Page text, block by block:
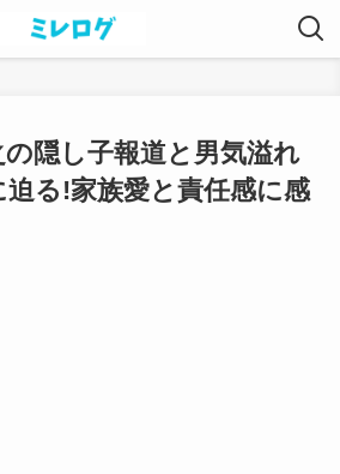
の隠し子報道と男気溢れ
迫る!家族愛と責任感に感